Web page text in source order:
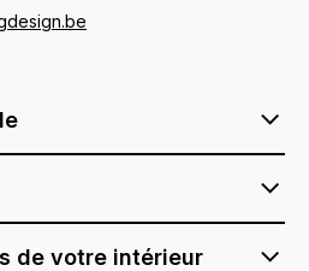
de votre intérieur